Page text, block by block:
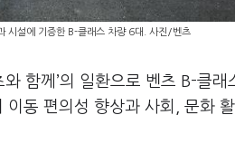
시설에 기증한 B-클래스 차량 6대. 사진/벤츠
함께’의 일환으로 벤츠 B-클
동 편의성 향상과 사회, 문화